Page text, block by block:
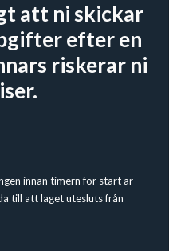
att ni skickar
efter en
riskerar ni
innan timern för start är
till att laget utesluts från